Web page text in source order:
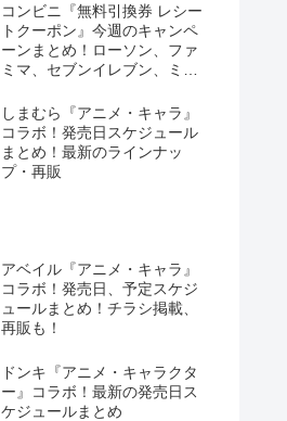
コンビニ『無料引換券 レシー
トクーポン』今週のキャンペ
ーンまとめ！ローソン、ファ
ミマ、セブンイレブン、ミニ
しまむら『アニメ・キャラ』
コラボ！発売日スケジュール
まとめ！最新のラインナッ
プ・再販
アベイル『アニメ・キャラ』
コラボ！発売日、予定スケジ
ュールまとめ！チラシ掲載、
再販も！
ドンキ『アニメ・キャラクタ
ー』コラボ！最新の発売日ス
ケジュールまとめ